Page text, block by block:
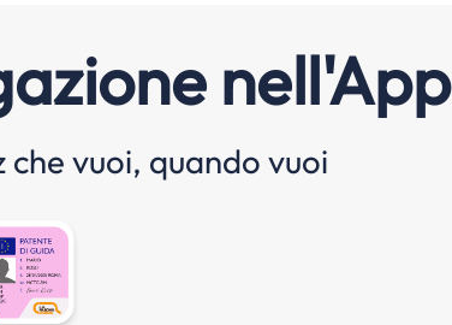
nell'App
vuoi, quando vuoi